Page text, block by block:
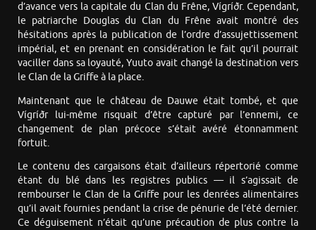
d’avance vers la capitale du Clan du Frêne, Vígríðr. Cependant,
le patriarche Douglas du Clan du Frêne avait montré des
hésitations après la publication de l’ordre d’assujettissement
impérial, et en prenant en considération le fait qu’il pourrait
vaciller dans sa loyauté, Yuuto avait changé la destination vers
le Clan de la Griffe à la place.
Maintenant que le château de Dauwe était tombé, et que
Vígríðr lui-même risquait d’être capturé par l’ennemi, ce
changement de plan précoce s’était avéré étonnamment
fortuit.
Le contenu des cargaisons était d’ailleurs répertorié comme
étant du blé dans les registres publics — il s’agissait de
rembourser le Clan de la Griffe pour les denrées alimentaires
qu’il avait fournies pendant la crise de pénurie de l’été dernier.
Ce déguisement n’était qu’une précaution de plus contre la